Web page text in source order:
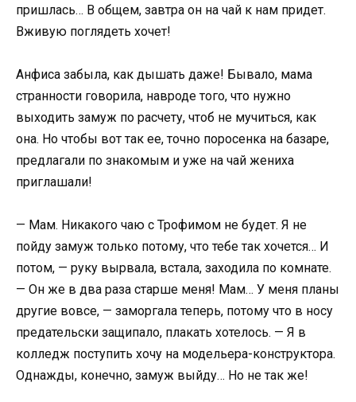
пришлась… В общем, завтра он на чай к нам придет.
Вживую поглядеть хочет!
Анфиса забыла, как дышать даже! Бывало, мама
странности говорила, навроде того, что нужно
выходить замуж по расчету, чтоб не мучиться, как
она. Но чтобы вот так ее, точно поросенка на базаре,
предлагали по знакомым и уже на чай жениха
приглашали!
— Мам. Никакого чаю с Трофимом не будет. Я не
пойду замуж только потому, что тебе так хочется… И
потом, — руку вырвала, встала, заходила по комнате.
— Он же в два раза старше меня! Мам… У меня планы
другие вовсе, — заморгала теперь, потому что в носу
предательски защипало, плакать хотелось. — Я в
колледж поступить хочу на модельера-конструктора.
Однажды, конечно, замуж выйду… Но не так же!